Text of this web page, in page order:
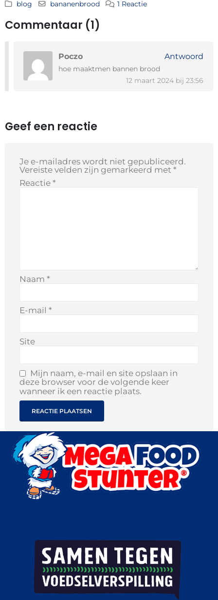
blog bananenbrood 1 Reactie
Commentaar (1)
Poczo Antwoord
hoe maaktmen bannen brood
12 maart 2024 bij 23:56
Geef een reactie
Je e-mailadres wordt niet gepubliceerd.
Vereiste velden zijn gemarkeerd met *
Reactie *
Naam *
E-mail *
Site
Mijn naam, e-mail en site opslaan in
deze browser voor de volgende keer
wanneer ik een reactie plaats.